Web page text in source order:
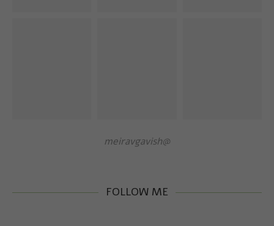
@meiravgavish
FOLLOW ME